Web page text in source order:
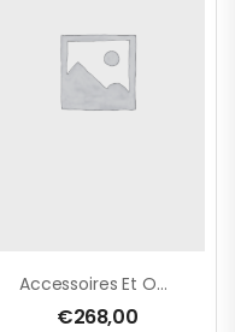
Accessoires Et OptSupplément De Prix Lève-Palette Galvanisé 2500 Kg Et 3000 Kg Hormis Fourches
€268,00